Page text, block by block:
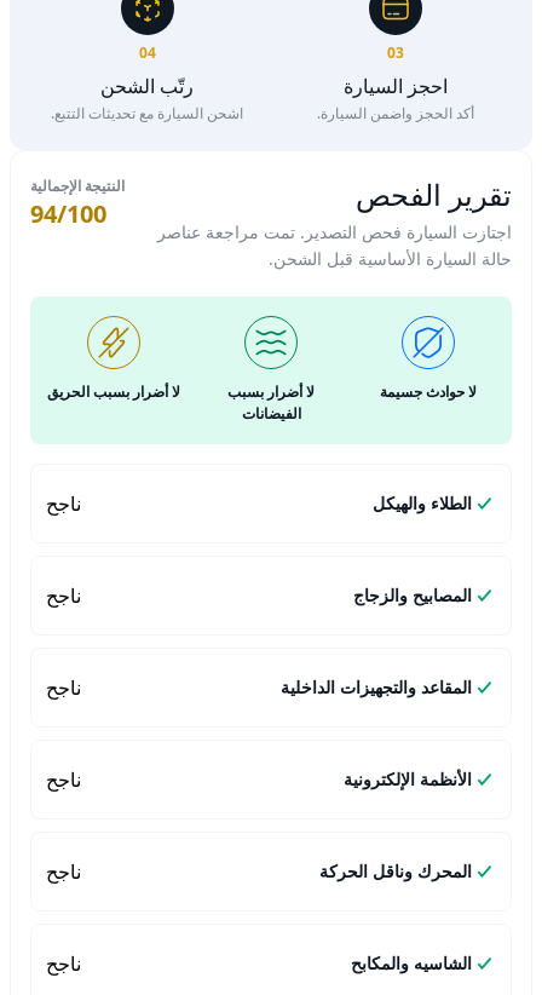
03
احجز السيارة
أكد الحجز واضمن السيارة.
04
رتّب الشحن
اشحن السيارة مع تحديثات التتبع.
تقرير الفحص
اجتازت السيارة فحص التصدير. تمت مراجعة عناصر
حالة السيارة الأساسية قبل الشحن.
النتيجة الإجمالية
94/100
لا حوادث جسيمة
لا أضرار بسبب
الفيضانات
لا أضرار بسبب الحريق
الطلاء والهيكل ناجح
المصابيح والزجاج ناجح
المقاعد والتجهيزات الداخلية ناجح
الأنظمة الإلكترونية ناجح
المحرك وناقل الحركة ناجح
الشاسيه والمكابح ناجح